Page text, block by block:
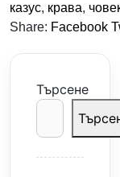
казус, крава,
Share: Facebook
Търсене